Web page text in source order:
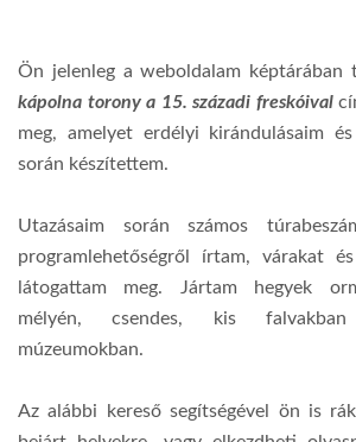
Ön jelenleg a weboldalam képtárában
kápolna torony a 15. századi freskóival
meg, amelyet erdélyi kirándulásaim és
során készítettem.
Utazásaim során számos
programlehetőségről írtam, várakat
látogattam meg. Jártam hegyek
mélyén, csendes, kis
múzeumokban.
Az alábbi kereső segítségével ön is